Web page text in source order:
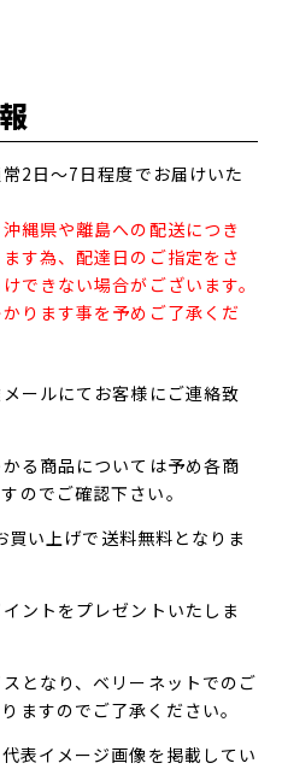
2日～7日程度でお届けいた
縄県や離島への配送につき
す為、配達日のご指定をさ
できない場合がございます。
ります事を予めご了承くだ
ールにてお客様にご連絡致
る商品については予め各商
のでご確認下さい。
い上げで送料無料となりま
ントをプレゼントいたしま
となり、ベリーネットでのご
ますのでご了承ください。
表イメージ画像を掲載してい